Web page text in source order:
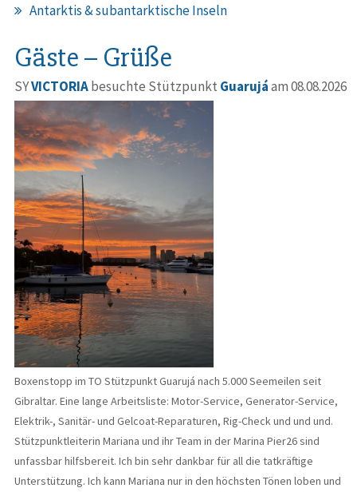
Antarktis & subantarktische Inseln
Gäste – Grüße
SYVICTORIAbesuchte Stützpunkt Guarujáam 08.08.2026
Boxenstopp im TO Stützpunkt Guarujá nach 5.000 Seemeilen seit
Gibraltar. Eine lange Arbeitsliste: Motor-Service, Generator-Service,
Elektrik-, Sanitär- und Gelcoat-Reparaturen, Rig-Check und und und.
Stützpunktleiterin Mariana und ihr Team in der Marina Pier26 sind
unfassbar hilfsbereit. Ich bin sehr dankbar für all die tatkräftige
Unterstützung. Ich kann Mariana nur in den höchsten Tönen loben und